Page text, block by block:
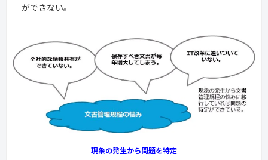
ができない。
現象の発生から問題を特定